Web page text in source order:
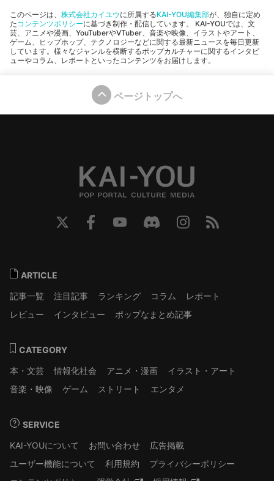
このページは、 株式会社カイユウに所属するKAI-YOU編集部が、独自に定め
た コンテンツポリシーに基づき制作・配信しています。 KAI-YOUでは、文
芸、アニメや漫画、YouTuberやVTuber、音楽や映像、イラストやアート、
ゲーム、ヒップホップ、テクノロジーなどに関する最新ニュースを毎日更新
しています。様々なジャンルを横断するポップカルチャーに関するインタビ
ューやコラム、レポートといったコンテンツをお届けします。
ページトップへ
ARTICLE
記事一覧
注目記事 ランキング コラム
レポート
レビュー
インタビュー ポップなまとめ記事
CATEGORY
本・文芸
情報化社会 アニメ・漫画
イラスト・アート
音楽・映像
ゲーム ストリート エンタメ
SERVICE
KAI-YOUについて
お問い合わせ
広告掲載
ユーザー機能について
利用規約
プライバシーポリシー